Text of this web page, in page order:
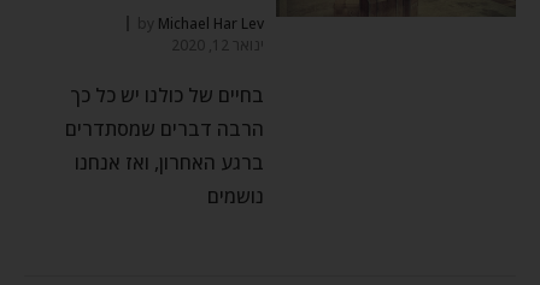
by Michael Har Lev
ינואר 12, 2020
בחיים של כולנו יש כל כך
הרבה דברים שמסתדרים
ברגע האחרון, ואז אנחנו
נושמים